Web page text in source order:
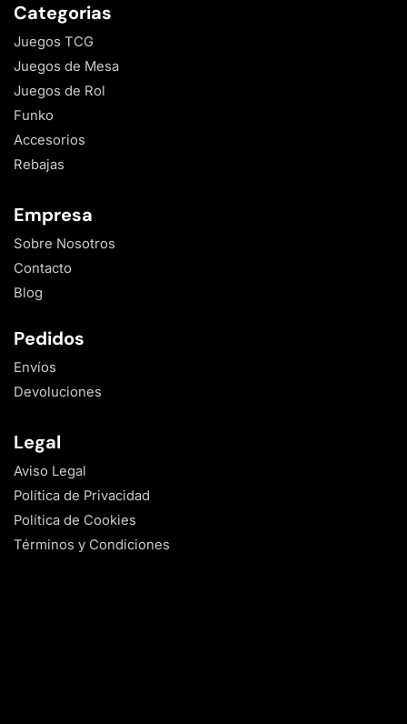
Categorias
Juegos TCG
Juegos de Mesa
Juegos de Rol
Funko
Accesorios
Rebajas
Empresa
Sobre Nosotros
Contacto
Blog
Pedidos
Envíos
Devoluciones
Legal
Aviso Legal
Política de Privacidad
Política de Cookies
Términos y Condiciones